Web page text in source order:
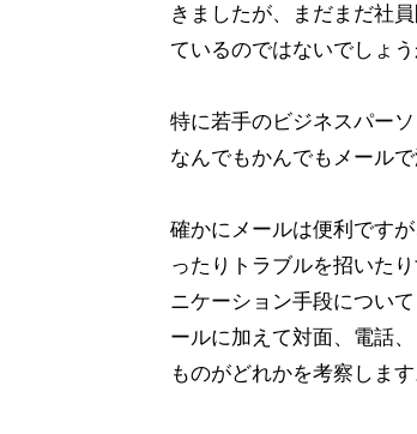
きましたが、まだまだ社
ているのではないでしょう
特に若手のビジネスパー
なんでもかんでもメール
確かにメールは便利です
ったりトラブルを招いた
ニケーション手段につい
ールに加えて対面、電話
ものがどれかを考察します